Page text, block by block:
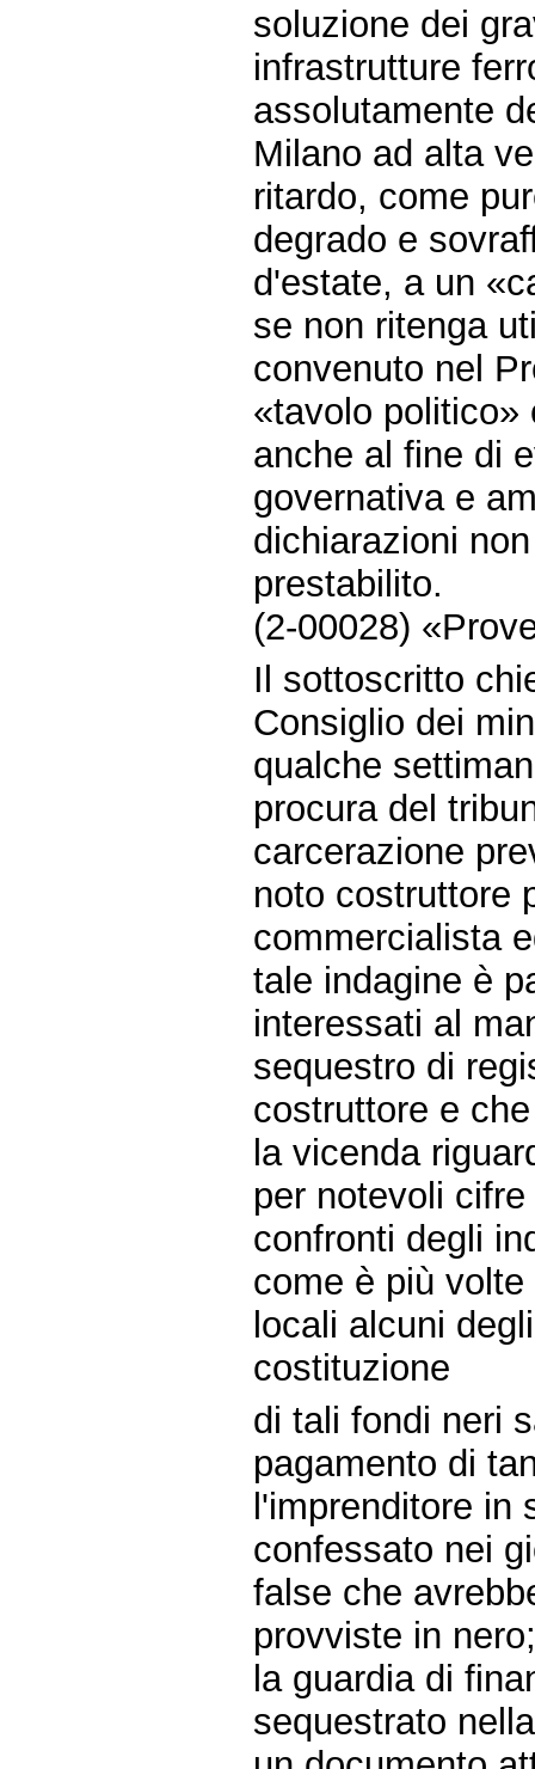
soluzione dei
infrastrutture
assolutamente
Milano ad alta
ritardo, come
degrado e
d'estate, a un
se non ritenga
convenuto nel
«tavolo
anche al fine di
governativa e
dichiarazioni
prestabilito.
(2-00028)
Il sottoscritto
Consiglio dei
qualche
procura del
carcerazione
noto costruttore
commercialista
tale indagine è
interessati al
sequestro di
costruttore e
la vicenda
per notevoli
confronti degli
come è più
locali alcuni
costituzione
di tali fondi neri
pagamento di
l'imprenditore in
confessato nei
false che
provviste in
la guardia di
sequestrato